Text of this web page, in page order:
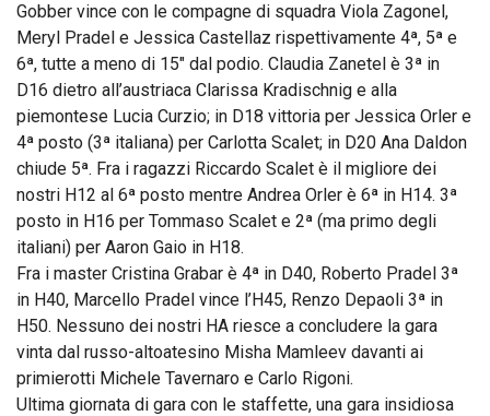
Gobber vince con le compagne di squadra Viola Zagonel,
Meryl Pradel e Jessica Castellaz rispettivamente 4ª, 5ª e
6ª, tutte a meno di 15″ dal podio. Claudia Zanetel è 3ª in
D16 dietro all’austriaca Clarissa Kradischnig e alla
piemontese Lucia Curzio; in D18 vittoria per Jessica Orler e
4ª posto (3ª italiana) per Carlotta Scalet; in D20 Ana Daldon
chiude 5ª. Fra i ragazzi Riccardo Scalet è il migliore dei
nostri H12 al 6ª posto mentre Andrea Orler è 6ª in H14. 3ª
posto in H16 per Tommaso Scalet e 2ª (ma primo degli
italiani) per Aaron Gaio in H18.
Fra i master Cristina Grabar è 4ª in D40, Roberto Pradel 3ª
in H40, Marcello Pradel vince l’H45, Renzo Depaoli 3ª in
H50. Nessuno dei nostri HA riesce a concludere la gara
vinta dal russo-altoatesino Misha Mamleev davanti ai
primierotti Michele Tavernaro e Carlo Rigoni.
Ultima giornata di gara con le staffette, una gara insidiosa